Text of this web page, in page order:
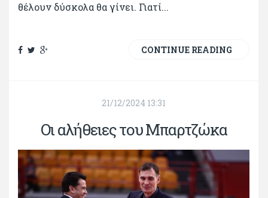
θέλουν δύσκολα θα γίνει. Γιατί...
CONTINUE READING
21/12/2024 13:31
Οι αλήθειες του Μπαρτζώκα